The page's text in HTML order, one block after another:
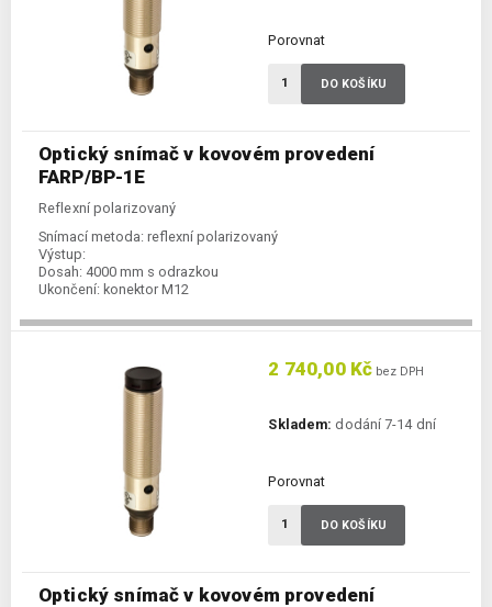
Optický snímač v kovovém provedení
FARP/BP-1E
Reflexní polarizovaný
Snímací metoda: reflexní polarizovaný
Výstup:
Dosah: 4000 mm s odrazkou
Ukončení: konektor M12
Porovnat
DO KOŠÍKU
Optický snímač v kovovém provedení
2 740,00 Kč bez DPH
Skladem: dodání 7-14 dní
Porovnat
DO KOŠÍKU